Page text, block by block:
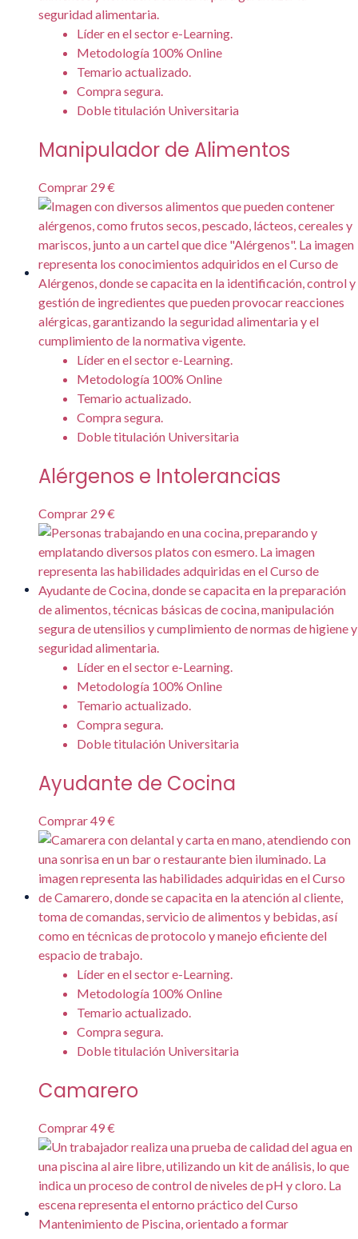
Líder en el sector e-Learning.
Metodología 100% Online
Temario actualizado.
Compra segura.
Doble titulación Universitaria
Manipulador de Alimentos
Comprar 29 €
Líder en el sector e-Learning.
Metodología 100% Online
Temario actualizado.
Compra segura.
Doble titulación Universitaria
Alérgenos e Intolerancias
Comprar 29 €
Líder en el sector e-Learning.
Metodología 100% Online
Temario actualizado.
Compra segura.
Doble titulación Universitaria
Ayudante de Cocina
Comprar49 €
Líder en el sector e-Learning.
Metodología 100% Online
Temario actualizado.
Compra segura.
Doble titulación Universitaria
Camarero
Comprar49 €